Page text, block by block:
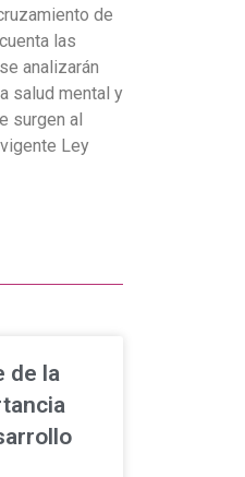
de
las
analizarán
salud mental y
surgen al
Ley
de la